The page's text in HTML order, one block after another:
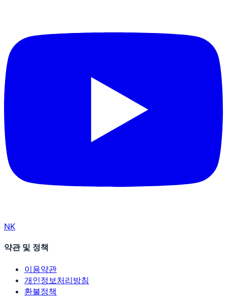
NK
약관 및 정책
이용약관
개인정보처리방침
환불정책